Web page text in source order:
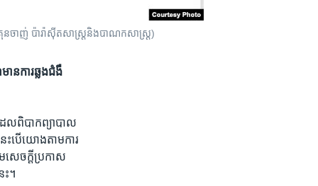
ន​ចាញ់ ​ប៉ារ៉ាស៊ីតសាស្ត្រ​និង​បាណកសាស្ត្រ)
នការ​ឆ្លង​ជំងឺ​
ល​ពិបាក​ព្យាបាល​
ះ​បើ​យោង​តាម​ការ
សេចក្ដី​ប្រកាស​
ះ​។